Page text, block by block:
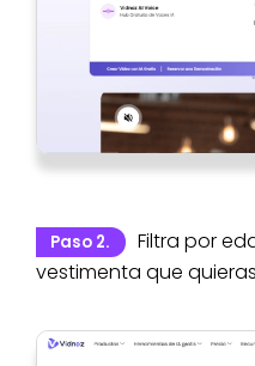
Paso 2.
Filtra por
vestimenta que